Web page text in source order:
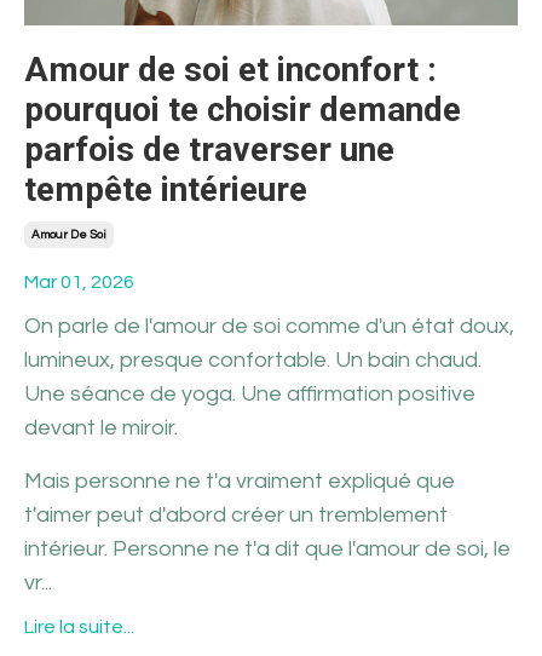
Amour de soi et inconfort :
pourquoi te choisir demande
parfois de traverser une
tempête intérieure
Amour De Soi
Mar 01, 2026
On parle de l'amour de soi comme d'un état doux,
lumineux, presque confortable. Un bain chaud.
Une séance de yoga. Une affirmation positive
devant le miroir.
Mais personne ne t'a vraiment expliqué que
t'aimer peut d'abord créer un tremblement
intérieur. Personne ne t'a dit que l'amour de soi, le
vr...
Lire la suite...